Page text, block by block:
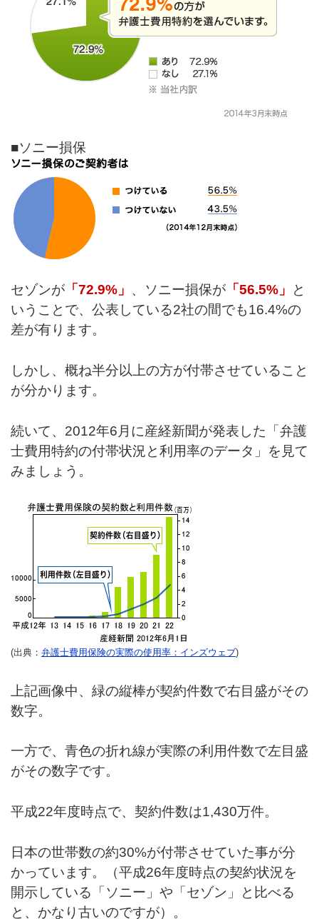
■ソニー損保
セゾンが 「72.9%」 、ソニー損保が 「56.5%」
と
いうことで、公表している2社の間でも16.4%の
差が有ります。
しかし、概ね半分以上の方が付帯させていること
が分かります。
続いて、2012年6月に産経新聞が発表した「弁護
士費用特約の付帯状況と利用率のデータ」を見て
みましょう。
(出典： 弁護士費用保険の実際の使用率：インズウェブ)
上記画像中、緑の縦棒が契約件数で右目盛がその
数字。
一方で、青色の折れ線が実際の利用件数で左目盛
がその数字です。
平成22年度時点で、契約件数は1,430万件。
日本の世帯数の約30%が付帯させていた事が分
かっています。（平成26年度時点の契約状況を
開示している「ソニー」や「セゾン」と比べる
と、かなり古いのですが）。